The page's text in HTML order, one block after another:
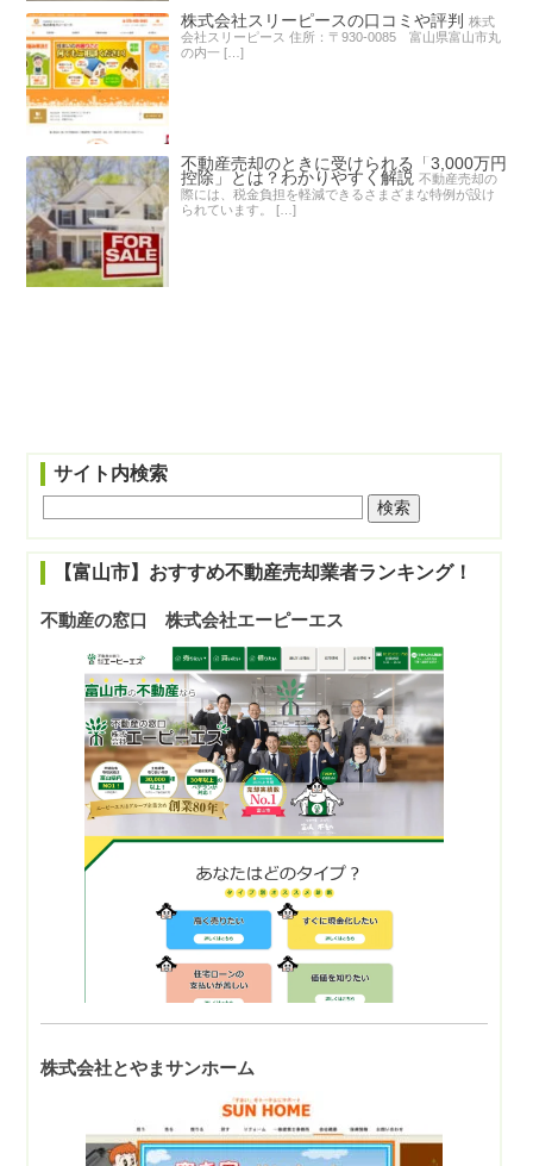
株式会社スリーピースの口コミや評判 株式
会社スリーピース 住所：〒930-0085 富山県富山市丸
の内一 […]
不動産売却のときに受けられる「3,000万円
控除」とは？わかりやすく解説 不動産売却の
際には、税金負担を軽減できるさまざまな特例が設け
られています。 […]
サイト内検索
【富山市】おすすめ不動産売却業者ランキング！
不動産の窓口 株式会社エーピーエス
株式会社とやまサンホーム